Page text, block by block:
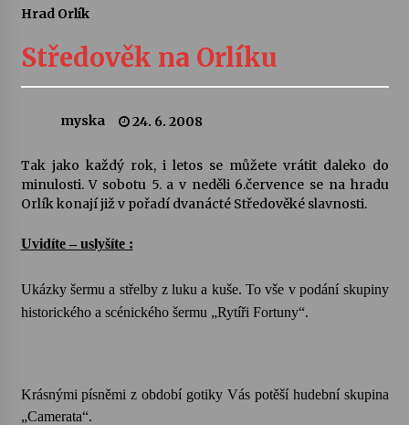
Sukuba Ensemble
4. 8. 2026
Vernisáž výstavy Josefíny Duškové: Stávám se
kapkou
Veselí muzikanti
Pozvánka na integrační festival Quijotova
šedesátka: 28. 7.–1. 8. 2026
28. 7. 2026
28. 7. 2026
Hrad Orlík
Středověk na Orlíku
myska 24. 6. 2008
Tak jako každý rok, i letos se můžete vrátit daleko do
minulosti. V sobotu 5. a v neděli 6.července se na hradu
Orlík konají již v pořadí dvanácté Středověké slavnosti.
Uvidíte – uslyšíte :
Ukázky šermu a střelby z luku a kuše. To vše v podání skupiny
historického a scénického šermu „Rytíři Fortuny“.
Krásnými písněmi z období gotiky Vás potěší hudební skupina
„Camerata“.